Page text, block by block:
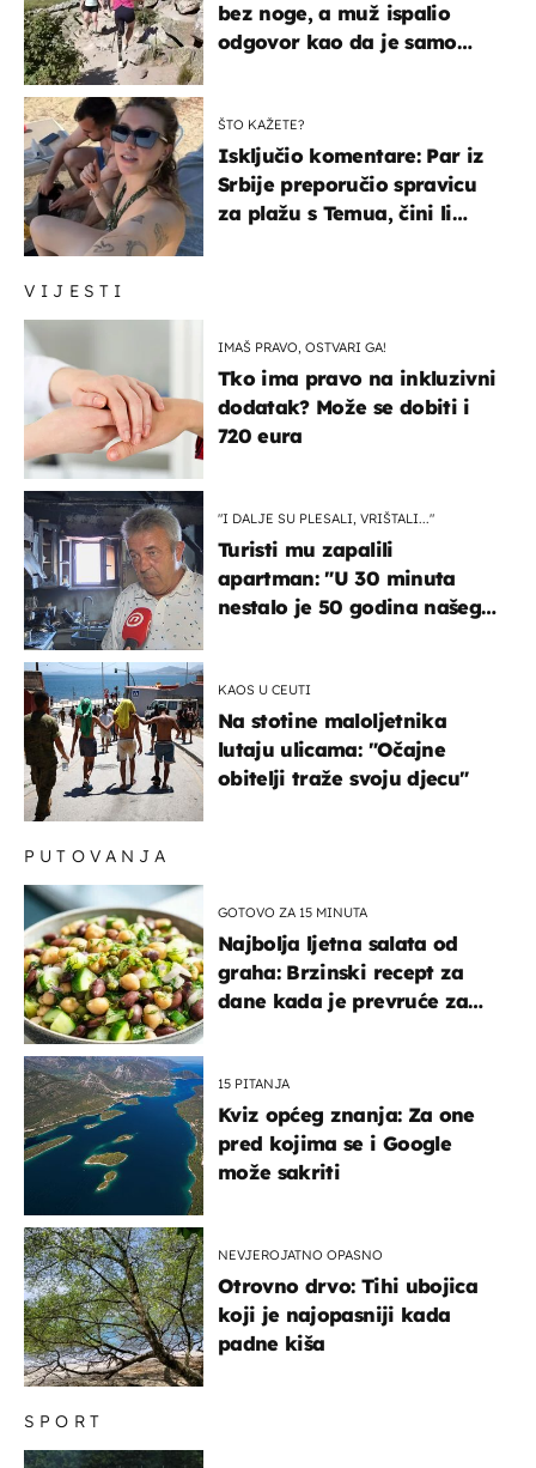
VIJESTI
IMAŠ PRAVO, OSTVARI GA!
Tko ima pravo na inkluzivni
dodatak? Može se dobiti i
720 eura
"I DALJE SU PLESALI, VRIŠTALI..."
Turisti mu zapalili
apartman: "U 30 minuta
nestalo je 50 godina našeg
KAOS U CEUTI
Na stotine maloljetnika
lutaju ulicama: "Očajne
obitelji traže svoju djecu"
bez noge, a muž ispalio
odgovor kao da je samo
ŠTO KAŽETE?
Isključio komentare: Par iz
Srbije preporučio spravicu
za plažu s Temua, čini li
SPORT
PUTOVANJA
GOTOVO ZA 15 MINUTA
Najbolja ljetna salata od
graha: Brzinski recept za
dane kada je prevruće za
15 PITANJA
Kviz općeg znanja: Za one
pred kojima se i Google
može sakriti
NEVJEROJATNO OPASNO
Otrovno drvo: Tihi ubojica
koji je najopasniji kada
padne kiša